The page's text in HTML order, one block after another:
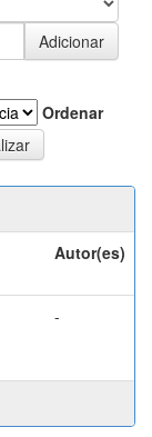
Ordenar
Autor(es)
-